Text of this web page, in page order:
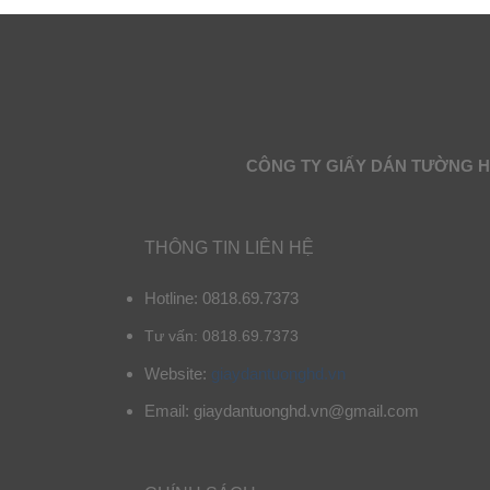
CÔNG TY GIẤY DÁN TƯỜNG
THÔNG TIN LIÊN HỆ
Hotline: 0818.69.7373
Tư vấn: 0818.69.7373
Website: giaydantuonghd.vn
Email: giaydantuonghd.vn@gmail.com